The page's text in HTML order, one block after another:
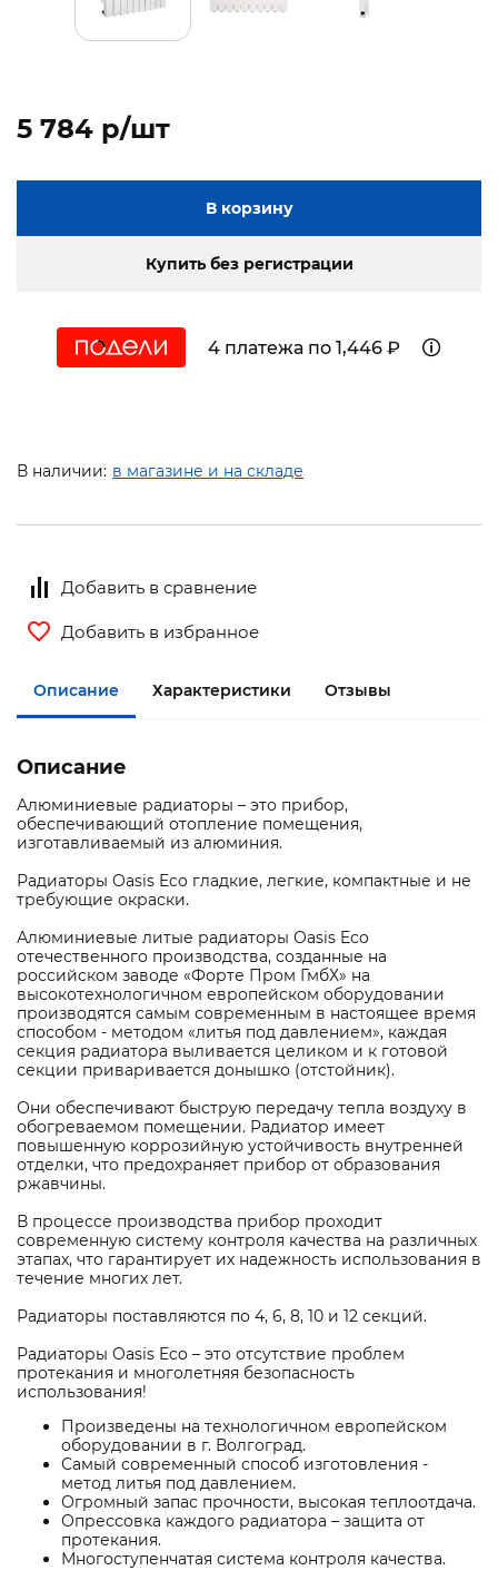
5 784 p/шт
В корзину
Купить без регистрации
4 платежа по 1,446 ₽
В наличии: в магазине и на складе
Добавить в сравнение
Добавить в избранное
Описание Характеристики Отзывы
Описание
Алюминиевые радиаторы – это прибор,
обеспечивающий отопление помещения,
изготавливаемый из алюминия.
Радиаторы Oasis Eco гладкие, легкие, компактные и не
требующие окраски.
Алюминиевые литые радиаторы Oasis Eco
отечественного производства, созданные на
российском заводе «Форте Пром ГмбХ» на
высокотехнологичном европейском оборудовании
производятся самым современным в настоящее время
способом - методом «литья под давлением», каждая
секция радиатора выливается целиком и к готовой
секции приваривается донышко (отстойник).
Они обеспечивают быструю передачу тепла воздуху в
обогреваемом помещении. Радиатор имеет
повышенную коррозийную устойчивость внутренней
отделки, что предохраняет прибор от образования
ржавчины.
В процессе производства прибор проходит
современную систему контроля качества на различных
этапах, что гарантирует их надежность использования в
течение многих лет.
Радиаторы поставляются по 4, 6, 8, 10 и 12 секций.
Радиаторы Oasis Eco – это отсутствие проблем
протекания и многолетняя безопасность
использования!
Произведены на технологичном европейском
оборудовании в г. Волгоград.
Самый современный способ изготовления -
метод литья под давлением.
Огромный запас прочности, высокая теплоотдача.
Опрессовка каждого радиатора – защита от
протекания.
Многоступенчатая система контроля качества.